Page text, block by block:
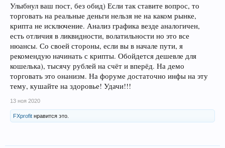
Улыбнул ваш пост, без обид) Если так ставите вопрос, то
торговать на реальные деньги нельзя не на каком рынке,
крипта не исключение. Анализ графика везде аналогичен,
есть отличия в ликвидности, волатильности но это все
нюансы. Со своей стороны, если вы в начале пути, я
рекомендую начинать с крипты. Обойдется дешевле для
кошелька), тысячу рублей на счёт и вперёд. На демо
торговать это онанизм. На форуме достаточно инфы на эту
тему, кушайте на здоровье! Удачи!!!
13 ноя 2020
FXprofit нравится это.